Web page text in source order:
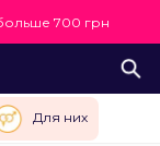
700 грн
Для них